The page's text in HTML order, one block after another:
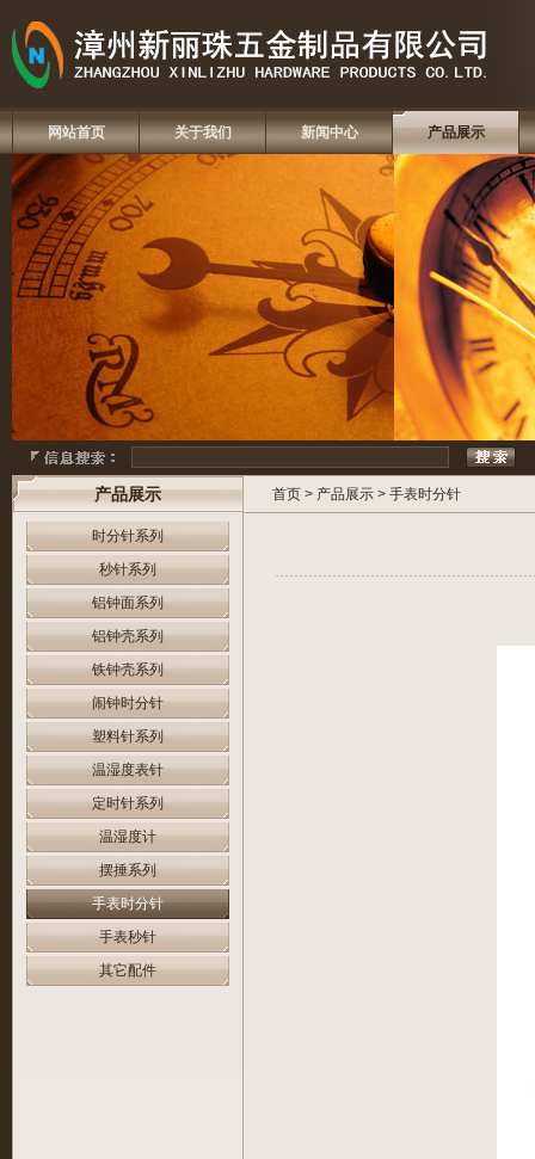
网站首页 关于我们 新闻中心 产品展示
产品展示
时分针系列
秒针系列
铝钟面系列
铝钟壳系列
铁钟壳系列
闹钟时分针
塑料针系列
温湿度表针
定时针系列
温湿度计
摆捶系列
手表时分针
手表秒针
其它配件
首页 > 产品展示 > 手表时分针